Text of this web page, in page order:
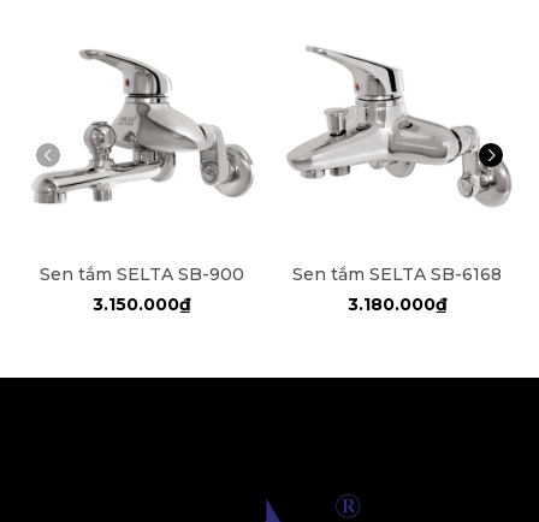
Sen tắm SELTA SB-900
3.150.000₫
Sen tắm SELTA SB-6168
3.180.000₫